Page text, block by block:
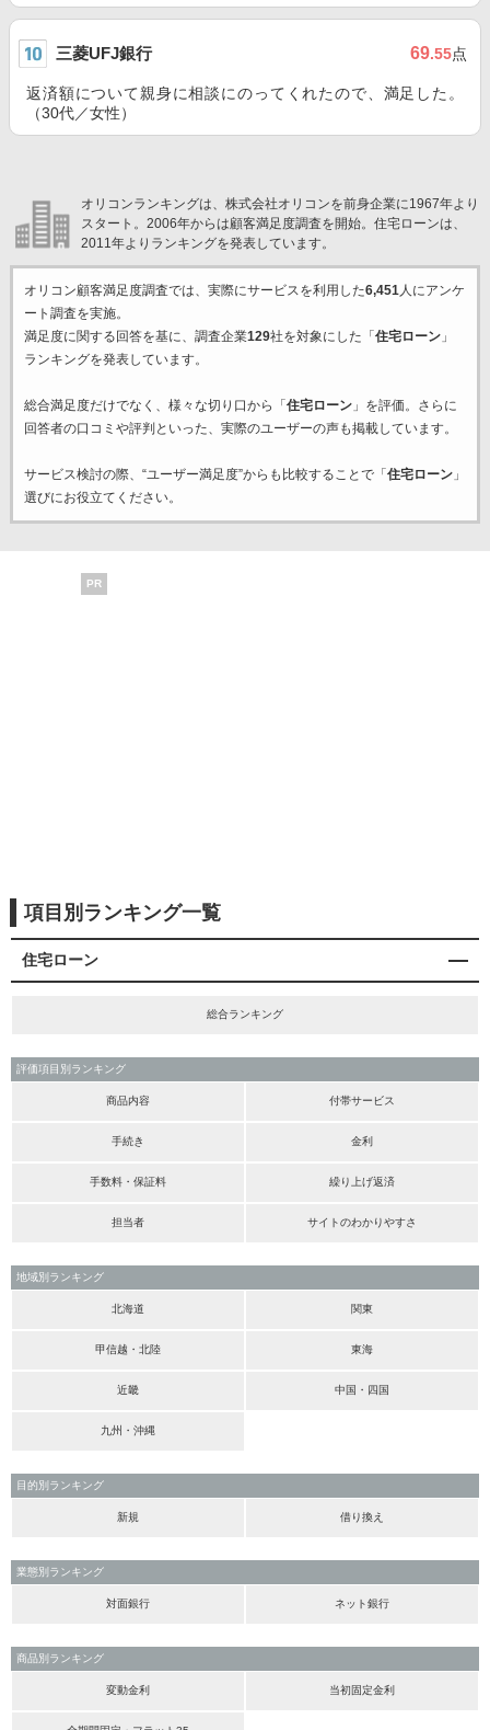
三菱UFJ銀行 69.55点
返済額について親身に相談にのってくれたので、満足した。
（30代／女性）
オリコンランキングは、株式会社オリコンを前身企業に1967年より
スタート。2006年からは顧客満足度調査を開始。住宅ローンは、
2011年よりランキングを発表しています。
オリコン顧客満足度調査では、実際にサービスを利用した6,451人にアンケ
ート調査を実施。
満足度に関する回答を基に、調査企業129社を対象にした「 住宅ローン」
ランキングを発表しています。
総合満足度だけでなく、様々な切り口から「 住宅ローン」を評価。さらに
回答者の口コミや評判といった、実際のユーザーの声も掲載しています。
サービス検討の際、“ユーザー満足度”からも比較することで「 住宅ローン」
選びにお役立てください。
PR
項目別ランキング一覧
住宅ローン
総合ランキング
評価項目別ランキング
商品内容 付帯サービス
手続き 金利
手数料・保証料 繰り上げ返済
担当者 サイトのわかりやすさ
地域別ランキング
北海道 関東
甲信越・北陸 東海
近畿 中国・四国
九州・沖縄
目的別ランキング
新規 借り換え
業態別ランキング
対面銀行 ネット銀行
商品別ランキング
変動金利 当初固定金利